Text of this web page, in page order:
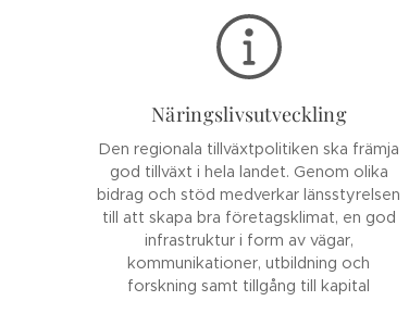
Näringslivsutveckling
Den regionala tillväxtpolitiken ska främja
god tillväxt i hela landet. Genom olika
bidrag och stöd medverkar länsstyrelsen
till att skapa bra företagsklimat, en god
infrastruktur i form av vägar,
kommunikationer, utbildning och
forskning samt tillgång till kapital